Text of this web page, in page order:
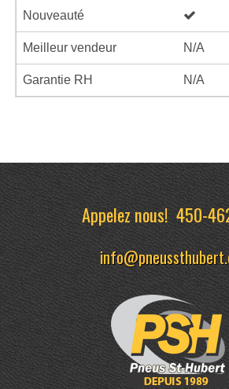
Nouveauté
Meilleur vendeur N/A
Garantie RH N/A
Appelez nous!450-